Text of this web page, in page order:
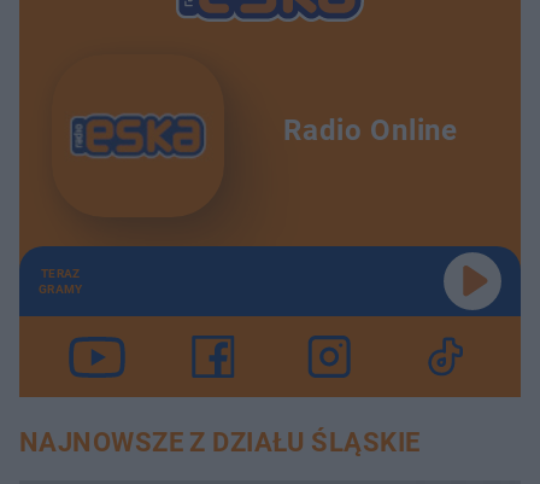
Radio Online
TERAZ
GRAMY
NAJNOWSZE Z DZIAŁU ŚLĄSKIE